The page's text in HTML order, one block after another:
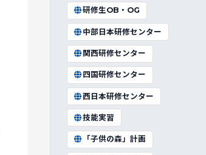
研修生OB・OG
中部日本研修センター
関西研修センター
四国研修センター
西日本研修センター
技能実習
「子供の森」計画